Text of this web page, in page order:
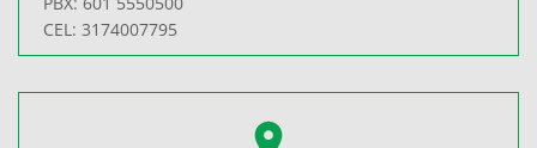
CEL: 3174007795